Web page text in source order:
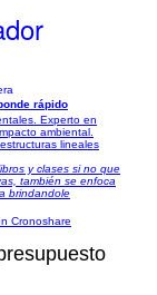
rápido
Experto en
ambiental.
lineales
y clases si no que
también se enfoca
brindandole
Cronoshare